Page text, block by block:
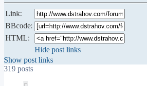
Link:
BBcode:
HTML:
Hide post links
Show post links
319 posts